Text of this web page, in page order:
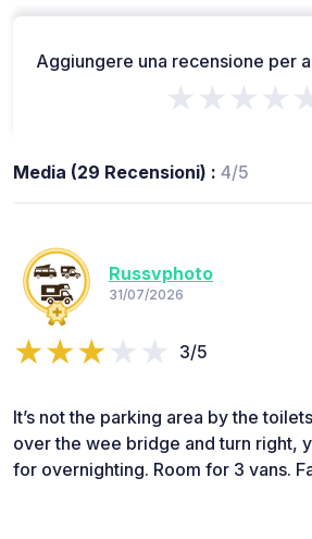
Aggiungere una recensione per
Media (29 Recensioni) : 4/5
Russvphoto
31/07/2026
3/5
It’s not the parking area by the
over the wee bridge and turn right,
for overnighting. Room for 3 vans.